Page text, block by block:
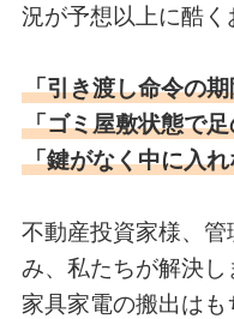
況が予想以上に酷く
「引き渡し命令の
「ゴミ屋敷状態で
「鍵がなく中に入
不動産投資家様、
み、私たちが解決し
家具家電の搬出は